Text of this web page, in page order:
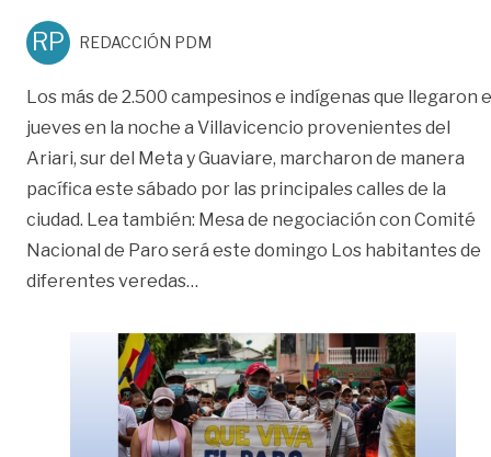
RP REDACCIÓN PDM
Los más de 2.500 campesinos e indígenas que llegaron
jueves en la noche a Villavicencio provenientes del
Ariari, sur del Meta y Guaviare, marcharon de manera
pacífica este sábado por las principales calles de la
ciudad. Lea también: Mesa de negociación con Comité
Nacional de Paro será este domingo Los habitantes de
diferentes veredas…